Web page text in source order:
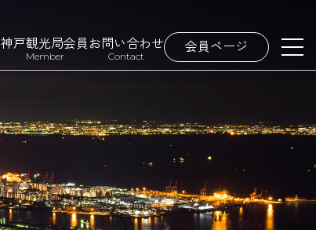
神戸観光局会員
Member
お問い合わせ
Contact
会員ページ